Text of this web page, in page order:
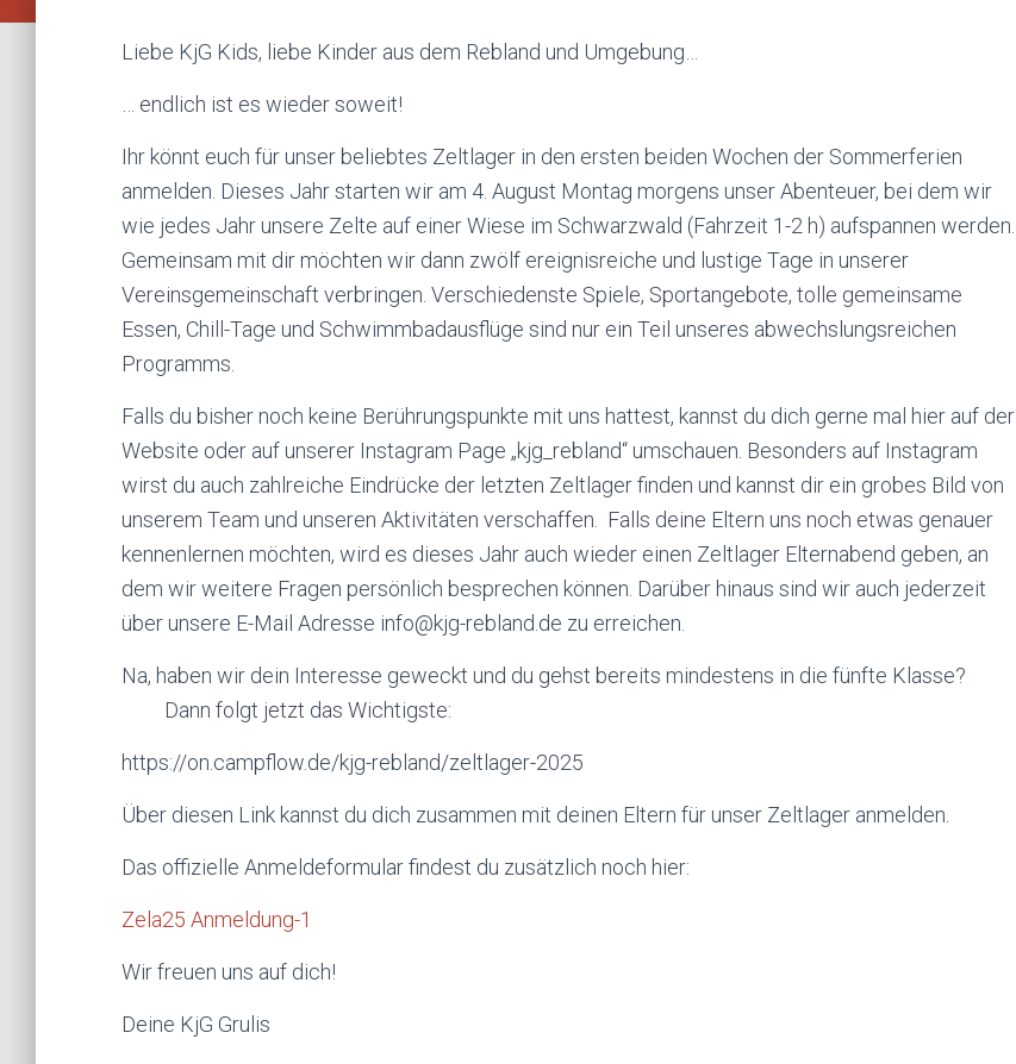
Liebe KjG Kids, liebe Kinder aus dem Rebland und Umgebung…
… endlich ist es wieder soweit!
Ihr könnt euch für unser beliebtes Zeltlager in den ersten beiden Wochen der Sommerferien
anmelden. Dieses Jahr starten wir am 4. August Montag morgens unser Abenteuer, bei dem wir
wie jedes Jahr unsere Zelte auf einer Wiese im Schwarzwald (Fahrzeit 1-2 h) aufspannen werden.
Gemeinsam mit dir möchten wir dann zwölf ereignisreiche und lustige Tage in unserer
Vereinsgemeinschaft verbringen. Verschiedenste Spiele, Sportangebote, tolle gemeinsame
Essen, Chill-Tage und Schwimmbadausflüge sind nur ein Teil unseres abwechslungsreichen
Programms.
Falls du bisher noch keine Berührungspunkte mit uns hattest, kannst du dich gerne mal hier auf der
Website oder auf unserer Instagram Page „kjg_rebland“ umschauen. Besonders auf Instagram
wirst du auch zahlreiche Eindrücke der letzten Zeltlager finden und kannst dir ein grobes Bild von
unserem Team und unseren Aktivitäten verschaffen. Falls deine Eltern uns noch etwas genauer
kennenlernen möchten, wird es dieses Jahr auch wieder einen Zeltlager Elternabend geben, an
dem wir weitere Fragen persönlich besprechen können. Darüber hinaus sind wir auch jederzeit
über unsere E-Mail Adresse info@kjg-rebland.de zu erreichen.
Na, haben wir dein Interesse geweckt und du gehst bereits mindestens in die fünfte Klasse?
Dann folgt jetzt das Wichtigste:
https://on. campflow.de/kjg-rebland/zeltlager-2025
Über diesen Link kannst du dich zusammen mit deinen Eltern für unser Zeltlager anmelden.
Das offizielle Anmeldeformular findest du zusätzlich noch hier:
Zela25 Anmeldung-1
Wir freuen uns auf dich!
Deine KjG Grulis